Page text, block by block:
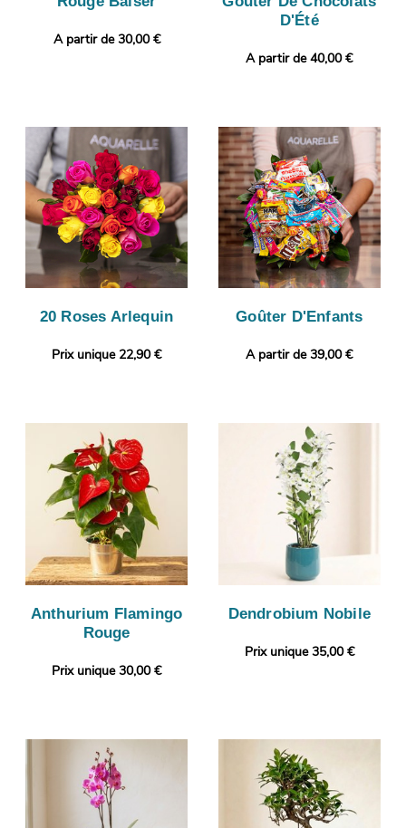
A partir de 30,00 €
D'Été
A partir de 40,00 €
20 Roses Arlequin
Prix unique 22,90 €
Goûter D'Enfants
A partir de 39,00 €
Anthurium Flamingo
Rouge
Prix unique 30,00 €
Dendrobium Nobile
Prix unique 35,00 €